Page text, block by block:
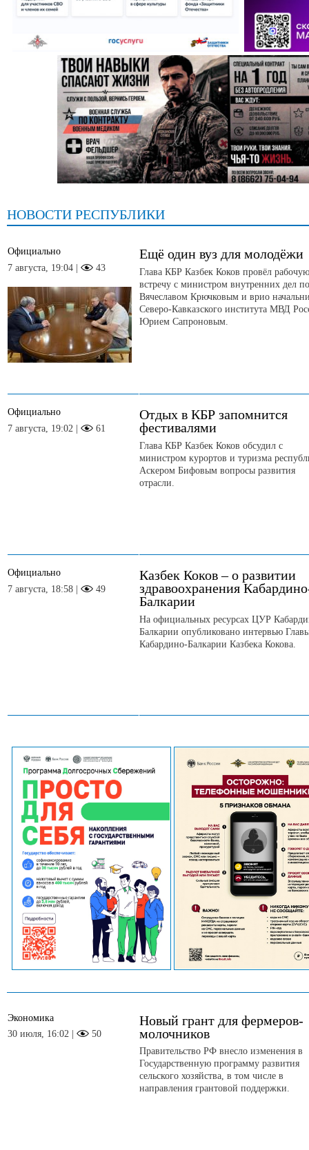
НОВОСТИ РЕСПУБЛИКИ
Официально
7 августа, 19:04 |
43
Ещё один вуз для молодёжи
Глава КБР Казбек Коков провёл рабочую
встречу с министром внутренних дел
Вячеславом Крючковым и врио
Северо-Кавказского института МВД
Юрием Сапроновым.
Официально
7 августа, 19:02 |
61
Отдых в КБР запомнится
фестивалями
Глава КБР Казбек Коков обсудил с
министром курортов и туризма
Аскером Бифовым вопросы развития
отрасли.
Официально
7 августа, 18:58 |
49
Казбек Коков – о развитии
здравоохранения
Балкарии
На официальных ресурсах ЦУР
Балкарии опубликовано интервью
Кабардино-Балкарии Казбека Кокова.
Экономика
30 июля, 16:02 |
50
Новый грант для фермеров-
молочников
Правительство РФ внесло изменения в
Государственную программу развития
сельского хозяйства, в том числе в
направления грантовой поддержки.